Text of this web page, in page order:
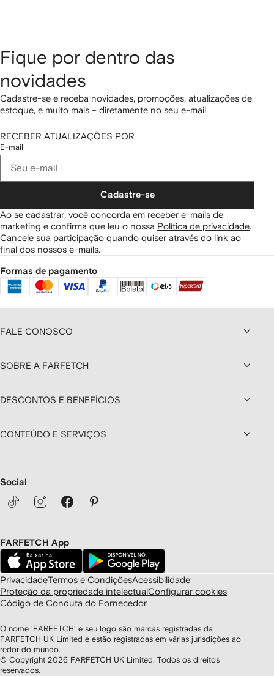
Fique por dentro das
novidades
Cadastre-se e receba novidades, promoções, atualizações de
estoque, e muito mais – diretamente no seu e-mail
RECEBER ATUALIZAÇÕES POR
E-mail
Cadastre-se
Ao se cadastrar, você concorda em receber e-mails de
marketing e confirma que leu o nossa Política de privacidade
Cancele sua participação quando quiser através do link ao
final dos nossos e-mails.
Formas de pagamento
FALE CONOSCO
SOBRE A FARFETCH
DESCONTOS E BENEFÍCIOS
CONTEÚDO E SERVIÇOS
Social
FARFETCH App
PrivacidadeTermos e CondiçõesAcessibilidade
Proteção da propriedade intelectualConfigurar cookies
Código de Conduta do Fornecedor
O nome 'FARFETCH' e seu logo são marcas registradas da
FARFETCH UK Limited e estão registradas em várias jurisdições ao
redor do mundo.
© Copyright 2026 FARFETCH UK Limited. Todos os direitos
reservados.